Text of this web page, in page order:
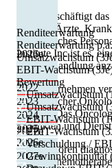
2026e
2027e
2022
2023
2024
2025
2026e
2027e
Renditeerwartung
Renditeerwartung p.a.
Umsatzwachstum
EBIT-Wachstum
Bewertung
Umsatzwachstum
Umsatzwachstum
EBIT-Wachstum
EBIT-Wachstum
Verschuldung /
Gewinnkontinuität
Heute beschäftigt
darunter Ärzte,
medizinisches
Institute Inc ist es,
Krebsbehandlung
Das Unternehmen
medizinischer
Studien. Das
Produkten und
Dazu gehören
MRTs,